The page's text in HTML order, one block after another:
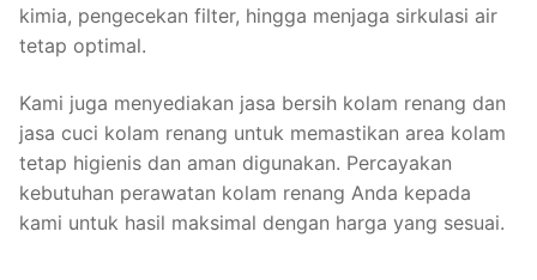
kimia, pengecekan filter, hingga menjaga sirkulasi air
tetap optimal.
Kami juga menyediakan jasa bersih kolam renang dan
jasa cuci kolam renang untuk memastikan area kolam
tetap higienis dan aman digunakan. Percayakan
kebutuhan perawatan kolam renang Anda kepada
kami untuk hasil maksimal dengan harga yang sesuai.